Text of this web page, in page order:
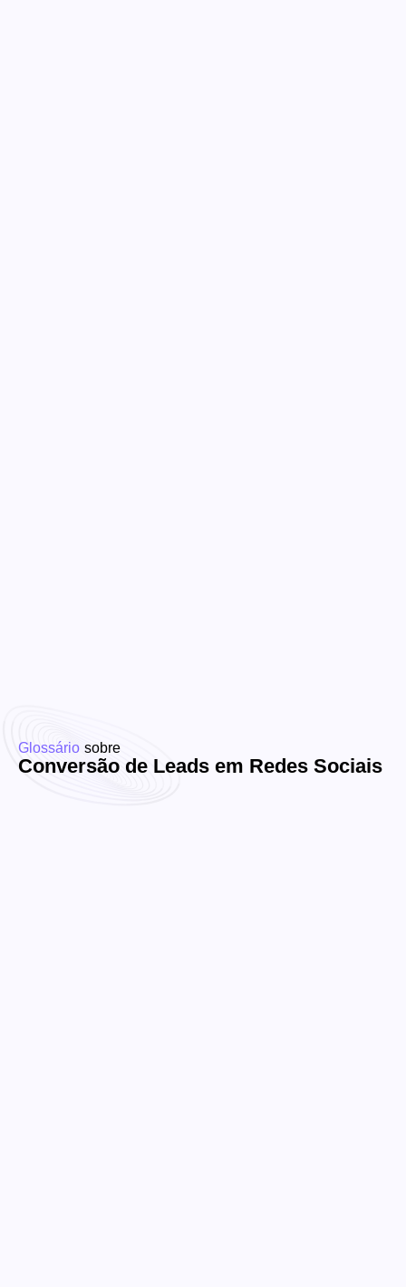
Glossário sobre
Conversão de Leads em Redes Sociais